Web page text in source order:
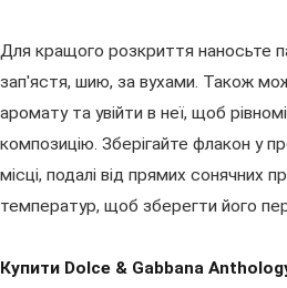
Для кращого розкриття наносьте
зап'ястя, шию, за вухами. Також
аромату та увійти в неї, щоб
композицію. Зберігайте флакон у
місці, подалі від прямих сонячних
температур, щоб зберегти його
Купити Dolce & Gabbana